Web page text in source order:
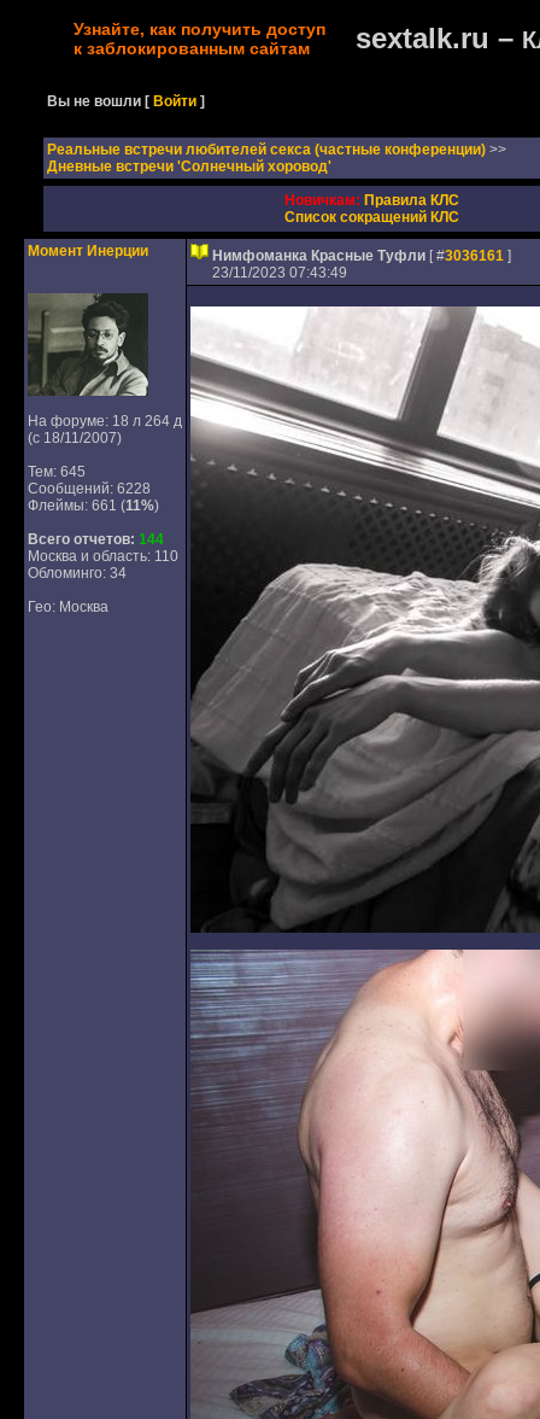
Узнайте, как получить доступ
к заблокированным сайтам
sextalk.ru –
Вы не вошли [Войти ]
Реальные встречи любителей секса (частные конференции) >>
Дневные встречи 'Солнечный хоровод'
Новичкам: Правила КЛС
Список сокращений КЛС
Момент Инерции
На форуме: 18 л 264 д
(с 18/11/2007)
Тем: 645
Сообщений: 6228
Флеймы: 661 (11%)
Всего отчетов: 144
Москва и область: 110
Обломинго: 34
Гео: Москва
Нимфоманка Красные Туфли [ #3036161]
23/11/2023 07:43:49